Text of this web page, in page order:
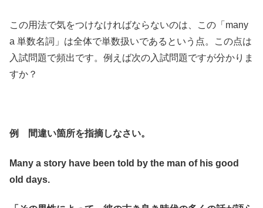
この用法で気をつけなければならないのは、この「many
a 単数名詞」は全体で単数扱いであるという点。この点は
入試問題で頻出です。例えば次の入試問題ですが分かりま
すか？
例 間違い箇所を指摘しなさい。
Many a story have been told by the man of his good
old days.